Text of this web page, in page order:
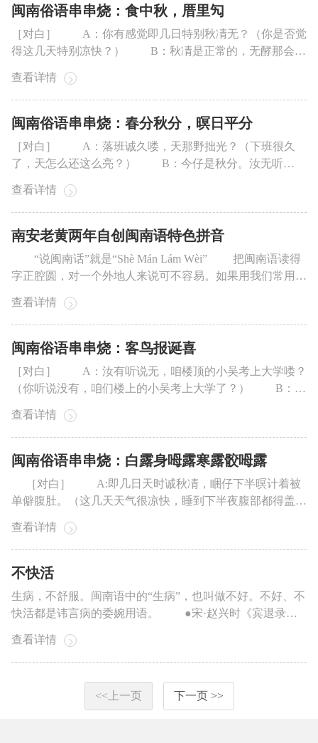
咬老鼠——劳而无功 （多管闲事） ...
闽南俗语串串烧：食中秋，厝里勼
［对白］ A：你有感觉即几日特别秋凊无？（你是否觉
得这几天特别凉快？） B：秋凊是正常的，无酵那会
秋饼吃完，屋里缩成团”？） A：外，即句俗语诚形
象！（哟，这句俗语真形象！） B：汝乃有兴趣，我会
加说几句度汝听。（你若感兴趣，我可...
查看详情
闽南俗语串串烧：春分秋分，暝日平分
［对白］ A：落班诚久喽，天那野拙光？（下班很久
了，天怎么还这么亮？） B：今仔是秋分。汝无听
分秋分，昼夜平分”？） A：即句俗语我野早就捌听着
喽，呣句呣知影甚物叫“暝日平分”。（这句俗语我很早就听
说过了，可是不知道什么叫“暝日平分”...
查看详情
南安老黄两年自创闽南语特色拼音
“说闽南话”就是“Shè Mán Lám Wèi” 把闽南语读得
字正腔圆，对一个外地人来说可不容易。如果用我们常用的
试！ 两年研究 创造闽南语特色拼音 家住南安溪美
的老黄有一个特别的爱好——钻研闽南语的汉字标注。两年
里，他整理出了一叠厚厚的A4...
查看详情
闽南俗语串串烧：客鸟报诞喜
［对白］ A：汝有听说无，咱楼顶的小吴考上大学喽？
（你听说没有，咱们楼上的小吴考上大学了？） B：汝
吴。（你是喜鹊报错喜了，考上大学的是一楼的小娥，不是
七楼的小吴。） A：小娥呣是明年则高中毕业？（小娥
不是明年才高中毕业吗？） B：汝...
查看详情
闽南俗语串串烧：白露身呣露寒露骹呣露
［对白］ A:即几日天时诚秋凊，睏仔下半暝计着被
单僻腹肚。（这几天天气很凉快，睡到下半夜腹部都得盖上
露骹呣露。”（脚也得盖上，我母亲说：“白露身不露，寒露
脚不露。”） A:即句俗语我头禃摆听着。（这句俗语我
是第一次听到。） B:老人计嘛安...
查看详情
不快活
生病，不舒服。闽南语中的“生病”，也叫做不好。不好、不
快活都是讳言病的委婉用语。 ●宋·赵兴时《宾退录》
不快活。 ●《金瓶梅》第八十五回：“俺奶奶远路来
家，身子不快活，还未起来。” 道地的闽南人很讲究礼
俗，生活中有很多避讳之处，都...
查看详情
<<上一页 下一页 >>